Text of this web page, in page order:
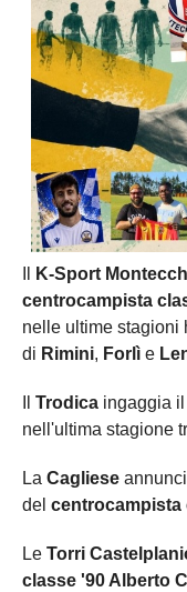
K-Sport
centrocampista
nelle ultime stagioni
di Rimini, Forlì e
Trodica ingaggia il
nell'ultima stagione
La Cagliese
del centrocampista
Le Torri
classe '90 Alberto